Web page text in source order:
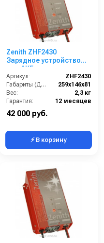
Zenith ZHF2430
Зарядное устройство
для АКБ
Артикул:
ZHF2430
Габариты (ДхШхВ):
259х146х81
Вес:
2,3 кг
Гарантия:
12 месяцев
42 000 руб.
⚡ В корзину